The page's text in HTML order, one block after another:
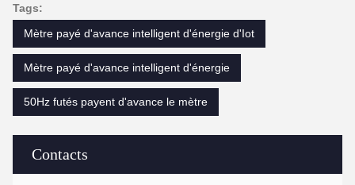
Contacts
Tags:
Mètre payé d'avance intelligent d'énergie d'Iot
Mètre payé d'avance intelligent d'énergie
50Hz futés payent d'avance le mètre